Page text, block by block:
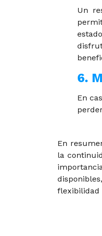
Un
6.
En
En
la
flexibilidad